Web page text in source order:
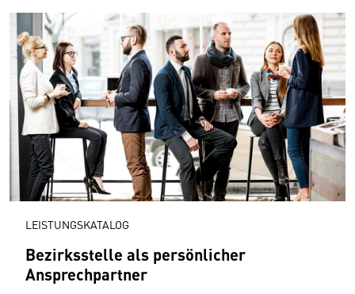
LEISTUNGSKATALOG
Bezirksstelle als persönlicher
Ansprechpartner